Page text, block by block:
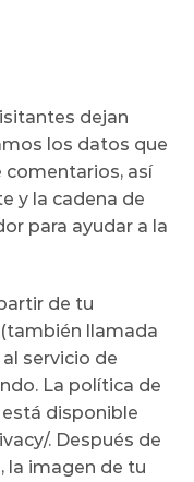
dejan
los datos que
comentarios, así
y la cadena de
para ayudar a la
de tu
llamada
servicio de
La política de
disponible
. Después de
la imagen de tu